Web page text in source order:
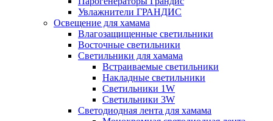
Увлажнители ГРАНДИС
Освещение для хамама
Влагозащищенные светильники
Восточные светильники
Светильники для хамама
Встраиваемые светильники
Накладные светильники
Светильники 1W
Светильники 3W
Светодиодная лента для хамама